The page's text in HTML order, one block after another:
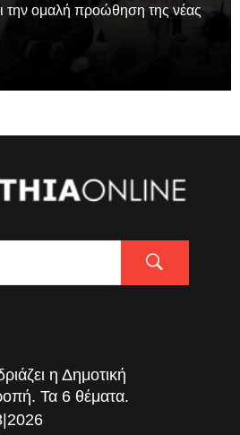
την ομαλή προώθηση της νέας
η Δημοτική
Τα 6 θέματα.